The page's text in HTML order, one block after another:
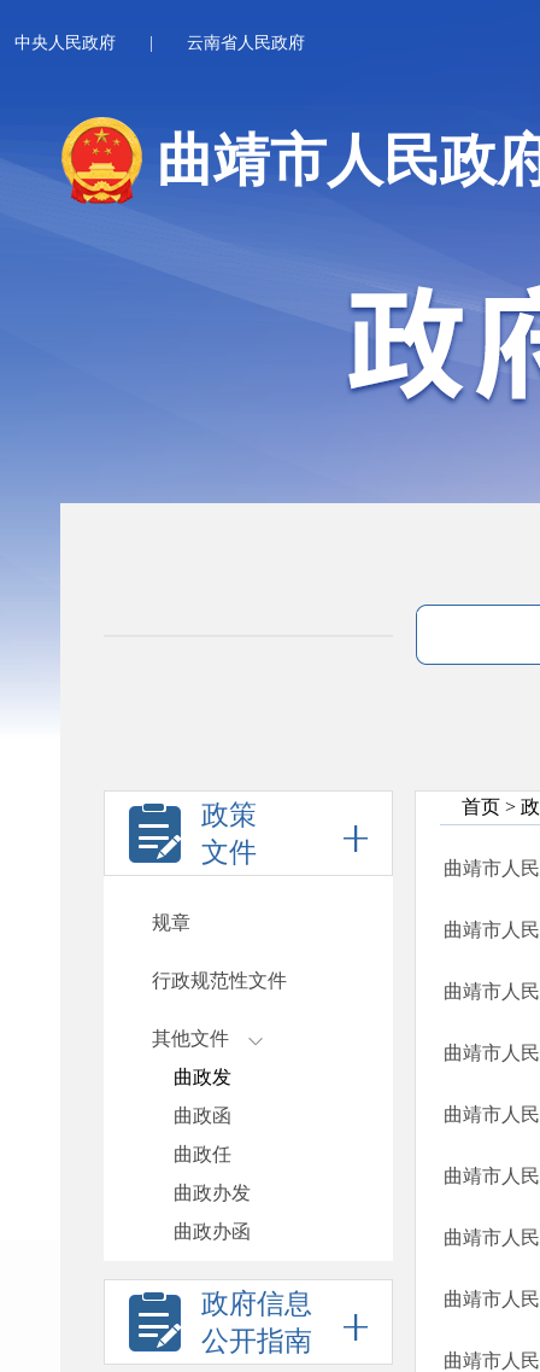
中央人民政府 云南省人民政府
曲靖市人民政
政策
文件
规章
行政规范性文件
其他文件
曲政发
曲政函
曲政任
曲政办发
曲政办函
政府信息
公开指南
首页 >
曲靖市人
曲靖市人
曲靖市人
曲靖市人
曲靖市人
曲靖市人
曲靖市人
曲靖市人
曲靖市人